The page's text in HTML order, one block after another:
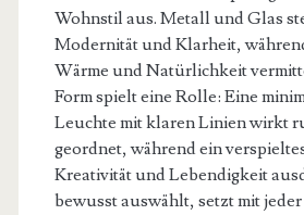
Wohnstil aus. Metall und Glas
Modernität und Klarheit,
Wärme und Natürlichkeit
Form spielt eine Rolle: Eine
Leuchte mit klaren Linien wirkt
geordnet, während ein
Kreativität und Lebendigkeit
bewusst auswählt, setzt mit